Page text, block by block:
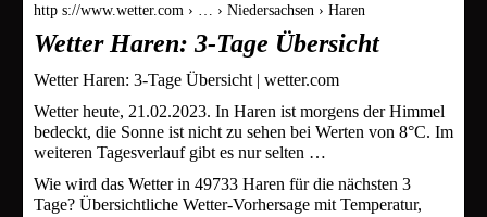
http s://www.wetter.com › … › Niedersachsen › Haren
Wetter Haren: 3-Tage Übersicht
Wetter Haren: 3-Tage Übersicht | wetter.com
Wetter heute, 21.02.2023. In Haren ist morgens der Himmel
bedeckt, die Sonne ist nicht zu sehen bei Werten von 8°C. Im
weiteren Tagesverlauf gibt es nur selten …
Wie wird das Wetter in 49733 Haren für die nächsten 3
Tage? Übersichtliche Wetter-Vorhersage mit Temperatur,